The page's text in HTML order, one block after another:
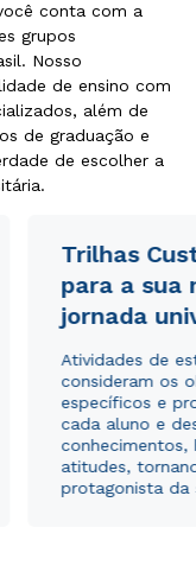
conta com a
grupos
Nosso
de ensino com
além de
de graduação e
de escolher a
Trilhas
para a sua
jornada
Atividades de
consideram os
específicos e
cada aluno e
conhecimentos,
atitudes,
protagonista da